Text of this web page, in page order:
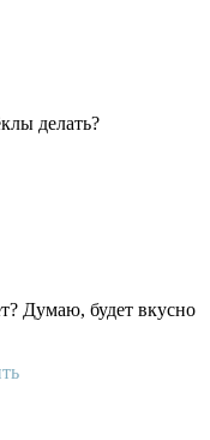
делать?
Думаю, будет вкусно